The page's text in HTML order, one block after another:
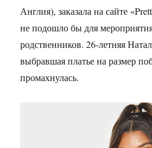
Англия), заказала на сайте
не подошло бы для
родственников. 26-летняя
выбравшая платье на размер
промахнулась.